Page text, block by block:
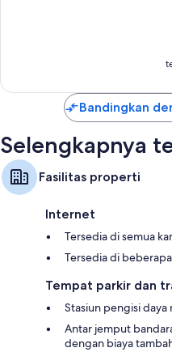
Bandingkan
Selengkapnya
Fasilitas properti
Internet
Tersedia di semua
Tersedia di
Tempat parkir dan
Stasiun pengisi
Antar jemput
dengan biaya